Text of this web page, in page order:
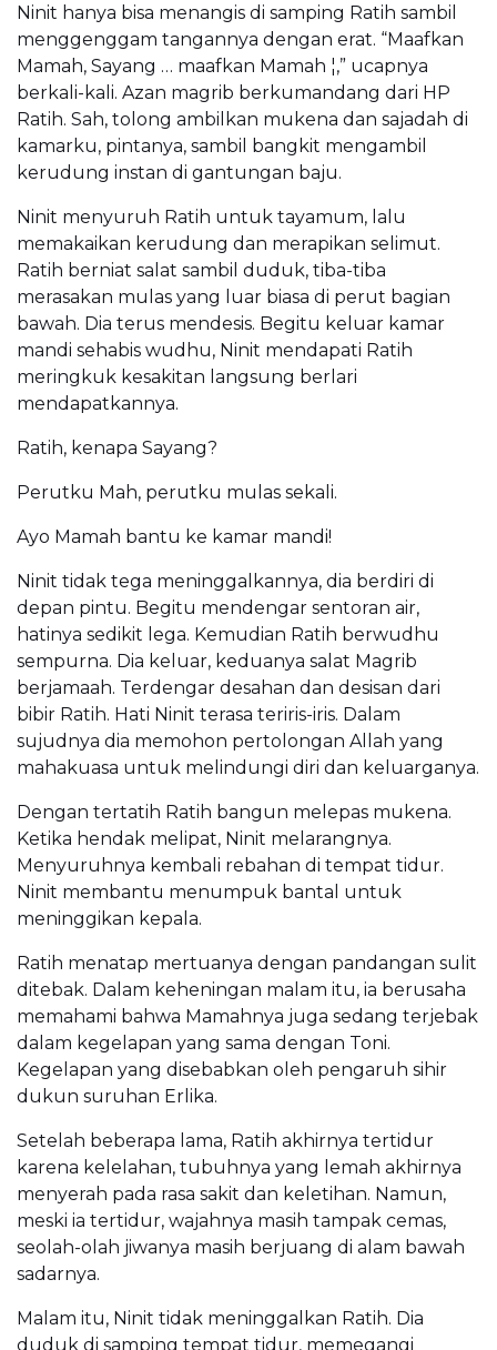
Ninit hanya bisa menangis di samping Ratih sambil
menggenggam tangannya dengan erat. “Maafkan
Mamah, Sayang … maafkan Mamah ¦,” ucapnya
berkali-kali. Azan magrib berkumandang dari HP
Ratih. Sah, tolong ambilkan mukena dan sajadah di
kamarku, pintanya, sambil bangkit mengambil
kerudung instan di gantungan baju.
Ninit menyuruh Ratih untuk tayamum, lalu
memakaikan kerudung dan merapikan selimut.
Ratih berniat salat sambil duduk, tiba-tiba
merasakan mulas yang luar biasa di perut bagian
bawah. Dia terus mendesis. Begitu keluar kamar
mandi sehabis wudhu, Ninit mendapati Ratih
meringkuk kesakitan langsung berlari
mendapatkannya.
Ratih, kenapa Sayang?
Perutku Mah, perutku mulas sekali.
Ayo Mamah bantu ke kamar mandi!
Ninit tidak tega meninggalkannya, dia berdiri di
depan pintu. Begitu mendengar sentoran air,
hatinya sedikit lega. Kemudian Ratih berwudhu
sempurna. Dia keluar, keduanya salat Magrib
berjamaah. Terdengar desahan dan desisan dari
bibir Ratih. Hati Ninit terasa teriris-iris. Dalam
sujudnya dia memohon pertolongan Allah yang
mahakuasa untuk melindungi diri dan keluarganya.
Dengan tertatih Ratih bangun melepas mukena.
Ketika hendak melipat, Ninit melarangnya.
Menyuruhnya kembali rebahan di tempat tidur.
Ninit membantu menumpuk bantal untuk
meninggikan kepala.
Ratih menatap mertuanya dengan pandangan sulit
ditebak. Dalam keheningan malam itu, ia berusaha
memahami bahwa Mamahnya juga sedang terjebak
dalam kegelapan yang sama dengan Toni.
Kegelapan yang disebabkan oleh pengaruh sihir
dukun suruhan Erlika.
Setelah beberapa lama, Ratih akhirnya tertidur
karena kelelahan, tubuhnya yang lemah akhirnya
menyerah pada rasa sakit dan keletihan. Namun,
meski ia tertidur, wajahnya masih tampak cemas,
seolah-olah jiwanya masih berjuang di alam bawah
sadarnya.
Malam itu, Ninit tidak meninggalkan Ratih. Dia
duduk di samping tempat tidur, memegangi